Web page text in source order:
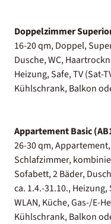
Doppelzimmer
16-20 qm, Doppel,
Dusche, WC,
Heizung, Safe, TV (Sat-
Kühlschrank, Balkon
Appartement Basic
26-30 qm,
Schlafzimmer,
Sofabett, 2 Bäder,
ca. 1.4.-31.10.,
WLAN, Küche, Gas-/E-
Kühlschrank, Balkon